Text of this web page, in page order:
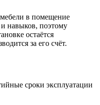
в помещение
навыков, поэтому
остаётся
за его счёт.
сроки эксплуатации